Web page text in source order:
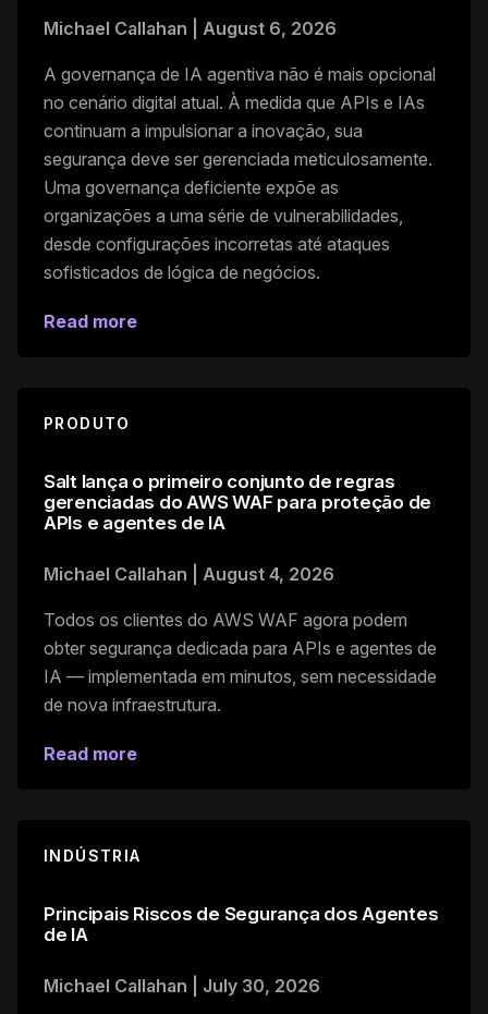
Michael Callahan August 6, 2026
A governança de IA agentiva não é mais opcional
no cenário digital atual. À medida que APIs e IAs
continuam a impulsionar a inovação, sua
segurança deve ser gerenciada meticulosamente.
Uma governança deficiente expõe as
organizações a uma série de vulnerabilidades,
desde configurações incorretas até ataques
sofisticados de lógica de negócios.
Read more
PRODUTO
Salt lança o primeiro conjunto de regras
gerenciadas do AWS WAF para proteção de
APIs e agentes de IA
Michael Callahan August 4, 2026
Todos os clientes do AWS WAF agora podem
obter segurança dedicada para APIs e agentes de
IA — implementada em minutos, sem necessidade
de nova infraestrutura.
Read more
INDÚSTRIA
Principais Riscos de Segurança dos Agentes
de IA
Michael Callahan July 30, 2026